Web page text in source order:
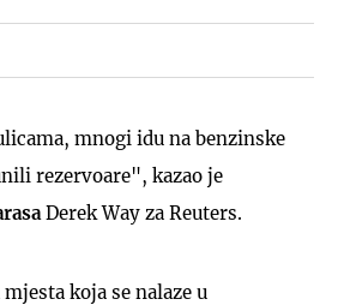
mnogi idu na benzinske
rezervoare", kazao je
Derek Way za Reuters.
koja se nalaze u